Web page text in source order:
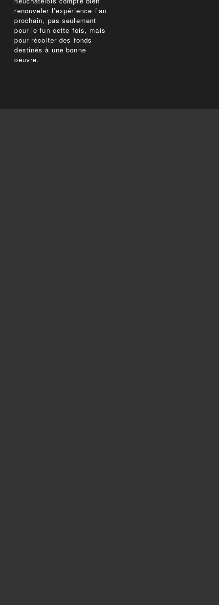
renouveler l'expérience l'an
prochain, pas seulement
pour le fun cette fois, mais
pour récolter des fonds
destinés à une bonne
oeuvre.